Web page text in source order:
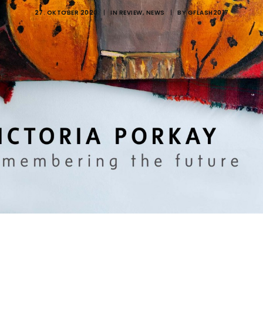
27. OKTOBER 2020 | IN REVIEW, NEWS | BYGFLASH2017